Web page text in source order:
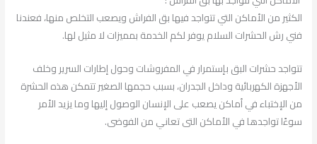
الكثير من الأماكن التي تتواجد فيها بق الفراش ويصعب التخلص منها، فعندنا
فني رش الحشرات السلام يوفر لكم الخدمة بمميزات لا مثيل لها.
تتواجد حشرات البق بإستمرار في المفروشات وحول إطارات السرير وخلف
الأجهزة الكهربائية وداخل الجدران، بسبب حجمها الصغير تتمكن هذه الحشرة
من الإختباء في أماكن يصعب على الإنسان الوصول إليها وما يزيد الأمر
سوءًا تواجدها في الأماكن التى تعاني من الفوضى.